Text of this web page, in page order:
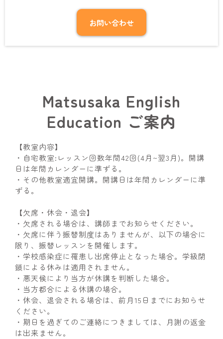
お問い合わせ
Matsusaka English
Education ご案内
【教室内容】
・自宅教室:レッスン回数年間42回(4月~翌3月)。開講
日は年間カレンダーに準ずる。
・その他教室適宜開講。開講日は年間カレンダーに準
ずる。
【欠席・休会・退会】
・欠席される場合は、講師までお知らせください。
・欠席に伴う振替制度はありませんが、以下の場合に
限り、振替レッスンを開催します。
・学校感染症に罹患し出席停止となった場合。学級閉
鎖による休みは適用されません。
・悪天候により当方が休講を判断した場合。
・当方都合による休講の場合。
・休会、退会される場合は、前月15日までにお知らせ
ください。
・期日を過ぎてのご連絡につきましては、月謝の返金
は出来ません。